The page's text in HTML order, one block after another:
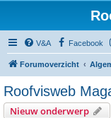
V&A Facebook
Forumoverzicht
Roofvisweb
Nieuw onderwerp